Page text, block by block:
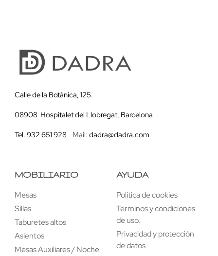
Calle de la Botánica, 125.
08908 Hospitalet del Llobregat, Barcelona
Tel. 932 651 928 Mail: dadra@dadra.com
MOBILIARIO
Mesas
Sillas
Taburetes altos
Asientos
Mesas Auxiliares / Noche
AYUDA
Política de cookies
Terminos y condiciones
de uso.
Privacidad y protección
de datos